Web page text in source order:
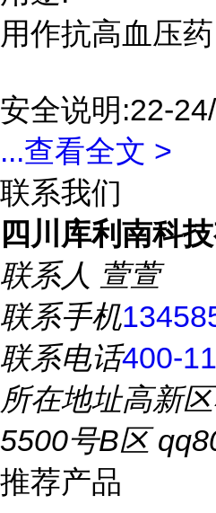
用作抗高血压药
安全说明:22-
...查看全文 >
联系我们
四川库利南科
联系人 萱萱
联系手机
联系电话400-
所在地址高新
5500号B区
推荐产品